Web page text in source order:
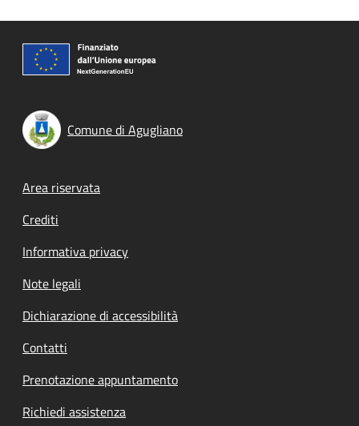
Comune di Agugliano
Footer menu
Area riservata
Crediti
Informativa privacy
Note legali
Dichiarazione di accessibilità
Contatti
Prenotazione appuntamento
Richiedi assistenza